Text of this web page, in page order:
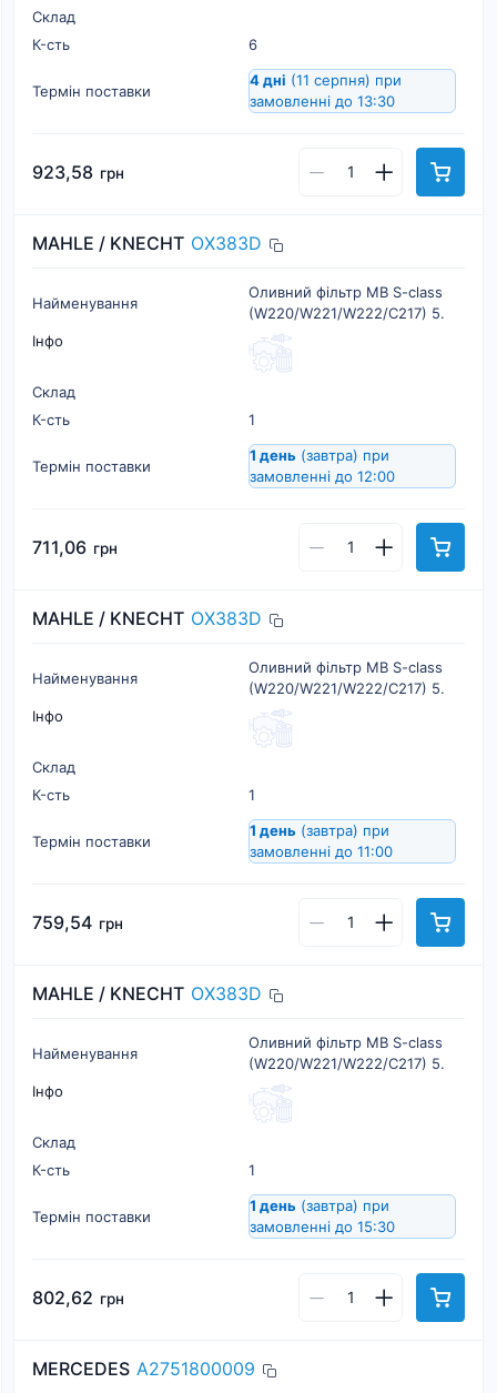
Склад
К-cть
6
Термін поставки
4 дні (11 серпня) при
замовленні до 13:30
923,58 грн
MAHLE / KNECHT OX383D
Найменування
Оливний фільтр MB S-class
(W220/W221/W222/C217) 5.
Інфо
Склад
К-cть
1
Термін поставки
1 день (завтра) при
замовленні до 12:00
711,06 грн
MAHLE / KNECHT OX383D
Найменування
Оливний фільтр MB S-class
(W220/W221/W222/C217) 5.
Інфо
Склад
К-cть
1
Термін поставки
1 день (завтра) при
замовленні до 11:00
759,54 грн
MAHLE / KNECHT OX383D
Найменування
Оливний фільтр MB S-class
(W220/W221/W222/C217) 5.
Інфо
Склад
К-cть
1
Термін поставки
1 день (завтра) при
замовленні до 15:30
802,62 грн
MERCEDES A2751800009